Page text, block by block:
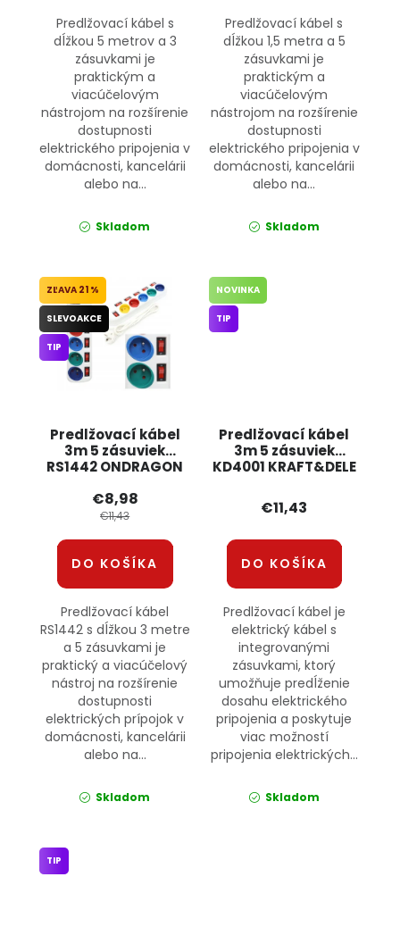
Predlžovací kábel s
dĺžkou 5 metrov a 3
zásuvkami je
praktickým a
viacúčelovým
nástrojom na rozšírenie
dostupnosti
elektrického pripojenia v
domácnosti, kancelárii
alebo na...
Skladom
Predlžovací kábel s
dĺžkou 1,5 metra a 5
zásuvkami je
praktickým a
viacúčelovým
nástrojom na rozšírenie
dostupnosti
elektrického pripojenia v
domácnosti, kancelárii
alebo na...
Skladom
Predlžovací kábel
3m 5 zásuviek
RS1442 ONDRAGON
21 %
SLEVOAKCE
TIP
€8,98
€11,43
DO KOŠÍKA
Predlžovací kábel
RS1442 s dĺžkou 3 metre
a 5 zásuvkami je
praktický a viacúčelový
nástroj na rozšírenie
dostupnosti
elektrických prípojok v
domácnosti, kancelárii
alebo na...
Skladom
Predlžovací kábel
3m 5 zásuviek
KD4001 KRAFT&DELE
NOVINKA
TIP
€11,43
DO KOŠÍKA
Predlžovací kábel je
elektrický kábel s
integrovanými
zásuvkami, ktorý
umožňuje predĺženie
dosahu elektrického
pripojenia a poskytuje
viac možností
pripojenia elektrických...
Skladom
TIP